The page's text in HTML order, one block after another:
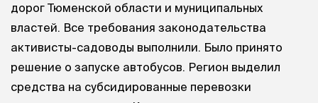
дорог Тюменской области и муниципальных
властей. Все требования законодательства
активисты-садоводы выполнили. Было принято
решение о запуске автобусов. Регион выделил
средства на субсидированные перевозки